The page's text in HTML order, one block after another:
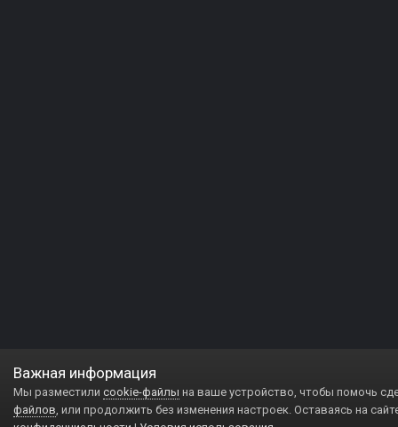
Важная информация
Мы разместили cookie-файлы на ваше устройство, чтобы помочь
файлов, или продолжить без изменения настроек. Оставаясь на